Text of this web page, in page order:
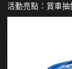
活動亮點：賞車